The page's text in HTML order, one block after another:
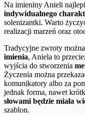
Na imieniny Anieli
indywidualnego
solenizantki. Warto
realizacji marzeń oraz
Tradycyjne zwroty
imienia, Aniela to
wyjścia do stworzenia
Życzenia można
komunikatory albo za
jednak forma, nawet
słowami będzie miała
szablon.